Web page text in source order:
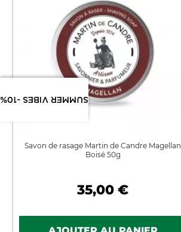
SUMMER VIBES -10%
Savon de rasage Martin de Candre Magellan
Boisé 50g
35,00 €